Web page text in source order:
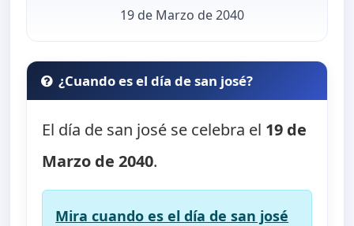
19 de Marzo de 2040
¿Cuando es el día de san josé?
El día de san josé se celebra el 19 de
Marzo de 2040.
Mira cuando es el día de san josé